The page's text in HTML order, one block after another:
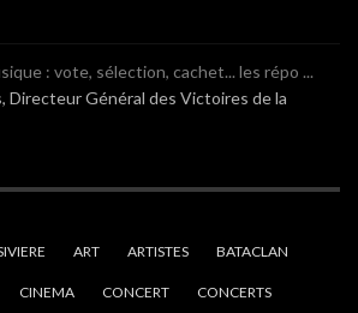
: vote, sélection, cachet... les répo ...
Directeur Général des Victoires de la
ART ARTISTES BATACLAN
CINEMA CONCERT CONCERTS